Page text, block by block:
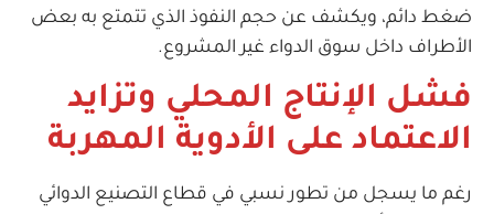
ضغط دائم، ويكشف عن حجم النفوذ الذي تتمتع به بعض
الأطراف داخل سوق الدواء غير المشروع.
فشل الإنتاج المحلي وتزايد
الاعتماد على الأدوية المهربة
رغم ما يسجل من تطور نسبي في قطاع التصنيع الدوائي